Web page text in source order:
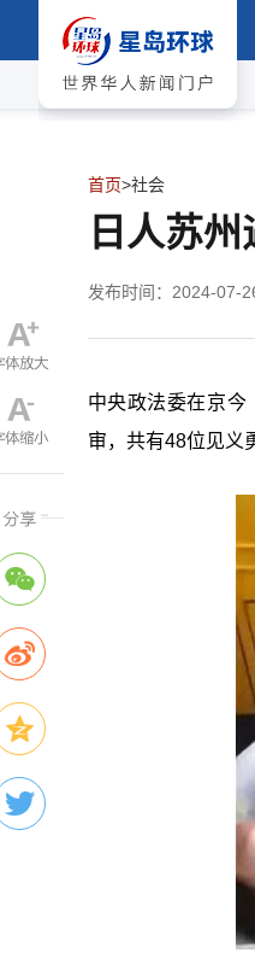
首页>社会
日人苏
发布时间：2024-07-
中央政法委在京今
审，共有48位见义